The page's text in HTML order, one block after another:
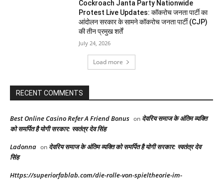
Cockroach Janta Party Nationwide
Protest Live Updates: कॉकरोच जनता पार्टी का
आंदोलन सरकार के सामने कॉकरोच जनता पार्टी (CJP)
की तीन प्रमुख शर्तें
July 24, 2026
Load more
RECENT COMMENTS
Best Online Casino Refer A Friend Bonus on देवरिय समाज के अंतिम व्यक्ति
को समर्पित है योगी सरकार: स्वतंत्र देव सिंह
Ladonna on देवरिय समाज के अंतिम व्यक्ति को समर्पित है योगी सरकार: स्वतंत्र देव
सिंह
Https://superiorfablab.com/die-rolle-von-spieltheorie-im-